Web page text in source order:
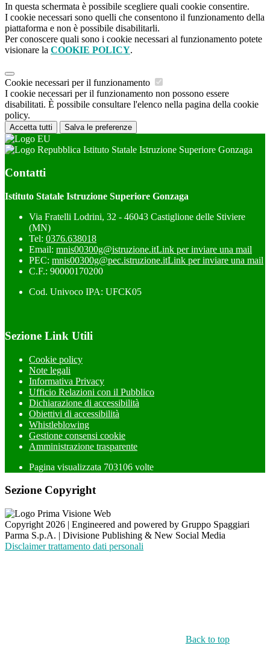
In questa schermata è possibile scegliere quali cookie consentire.
I cookie necessari sono quelli che consentono il funzionamento della
piattaforma e non è possibile disabilitarli.
Per conoscere quali sono i cookie necessari al funzionamento potete
visionare la COOKIE POLICY.
Cookie necessari per il funzionamento
I cookie necessari per il funzionamento non possono essere
disabilitati. È possibile consultare l'elenco nella pagina della cookie
policy.
Accetta tutti Salva le preferenze
Istituto Statale Istruzione Superiore Gonzaga
Contatti
Istituto Statale Istruzione Superiore Gonzaga
Via Fratelli Lodrini, 32 - 46043 Castiglione delle Stiviere
(MN)
Tel: 0376.638018
Email: mnis00300g@istruzione.itLink per inviare una mail
PEC: mnis00300g@pec.istruzione.itLink per inviare una mail
C.F.: 90000170200
Cod. Univoco IPA: UFCK05
Sezione Link Utili
Cookie policy
Note legali
Informativa Privacy
Ufficio Relazioni con il Pubblico
Dichiarazione di accessibilità
Obiettivi di accessibilità
Whistleblowing
Gestione consensi cookie
Amministrazione trasparente
Pagina visualizzata 703106 volte
Sezione Copyright
Copyright 2026 | Engineered and powered by Gruppo Spaggiari
Parma S.p.A. | Divisione Publishing & New Social Media
Disclaimer trattamento dati personali
Back to top